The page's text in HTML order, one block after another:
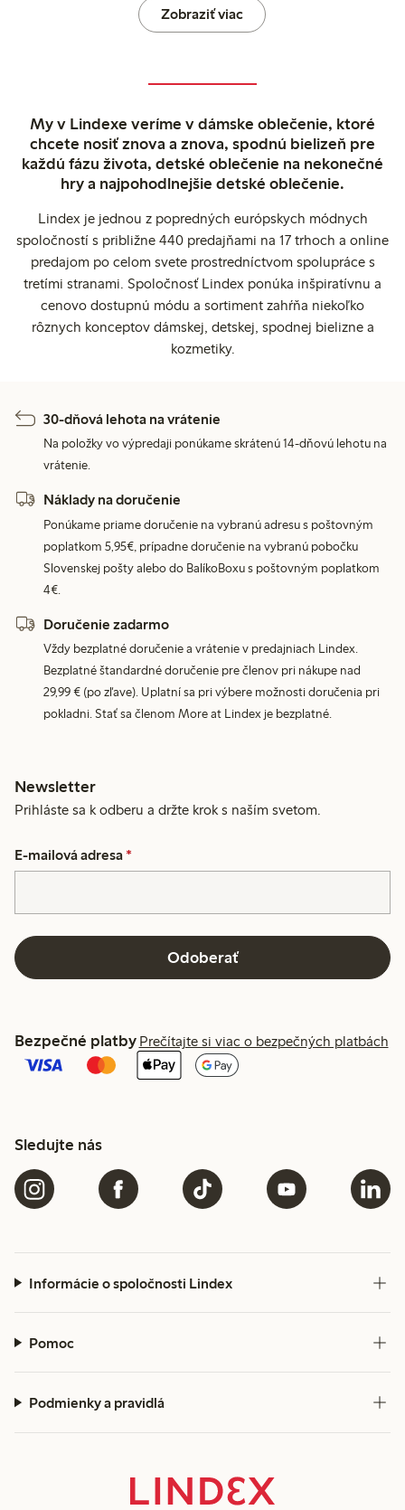
Zobraziť viac
My v Lindexe veríme v dámske oblečenie, ktoré
chcete nosiť znova a znova, spodnú bielizeň pre
každú fázu života, detské oblečenie na nekonečné
hry a najpohodlnejšie detské oblečenie.
Lindex je jednou z popredných európskych módnych
spoločností s približne 440 predajňami na 17 trhoch a online
predajom po celom svete prostredníctvom spolupráce s
tretími stranami. Spoločnosť Lindex ponúka inšpiratívnu a
cenovo dostupnú módu a sortiment zahŕňa niekoľko
rôznych konceptov dámskej, detskej, spodnej bielizne a
kozmetiky.
30-dňová lehota na vrátenie
Na položky vo výpredaji ponúkame skrátenú 14-dňovú lehotu na
vrátenie.
Náklady na doručenie
Ponúkame priame doručenie na vybranú adresu s poštovným
poplatkom 5,95€, prípadne doručenie na vybranú pobočku
Slovenskej pošty alebo do BalíkoBoxu s poštovným poplatkom
4€.
Doručenie zadarmo
Vždy bezplatné doručenie a vrátenie v predajniach Lindex.
Bezplatné štandardné doručenie pre členov pri nákupe nad
29,99 € (po zľave). Uplatní sa pri výbere možnosti doručenia pri
pokladni. Stať sa členom More at Lindex je bezplatné.
Newsletter
Prihláste sa k odberu a držte krok s naším svetom.
E-mailová adresa *
Odoberať
Bezpečné platby Prečítajte si viac o bezpečných platbách
Sledujte nás
Informácie o spoločnosti Lindex
Pomoc
Podmienky a pravidlá